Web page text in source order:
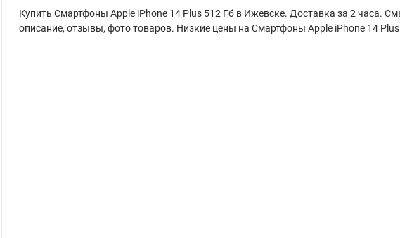
Купить Смартфоны Apple iPhone 14 Plus 512 Гб в Ижевске. Доставка за 2 часа.
описание, отзывы, фото товаров. Низкие цены на Смартфоны Apple iPhone 14